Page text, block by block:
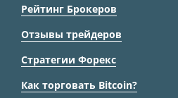
Рейтинг Брокеров
Отзывы трейдеров
Стратегии Форекс
Как торговать Bitcoin?